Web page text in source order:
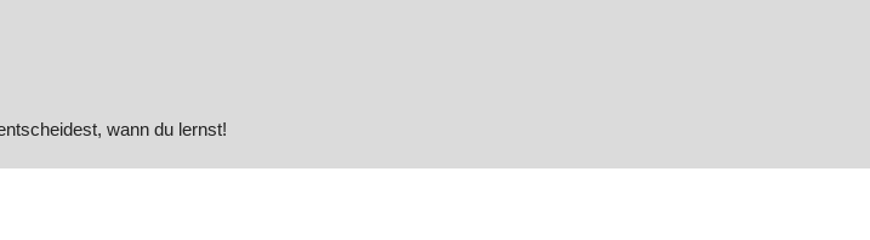
wann du lernst!